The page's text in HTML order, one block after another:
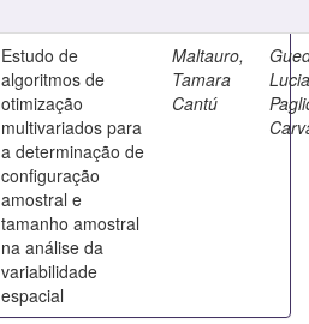
Estudo de
algoritmos de
otimização
multivariados para
a determinação de
configuração
amostral e
tamanho amostral
na análise da
variabilidade
espacial
Maltauro,
Tamara
Cantú